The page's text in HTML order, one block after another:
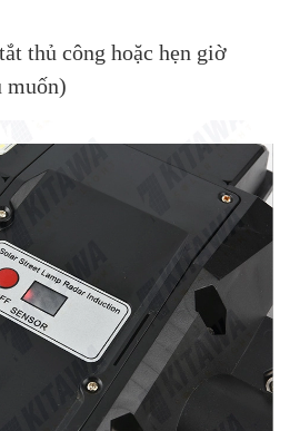
thủ công hoặc hẹn giờ
muốn)